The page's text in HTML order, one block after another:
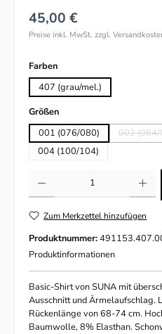
45,00 €
Preise inkl. MwSt. zzgl.
Farbenauswählen
407 (grau/mel.)
Größenauswählen
001 (076/080)
002
004 (100/104)
Zum Merkzettel hinzufügen
Produktnummer:
Produktinformationen
Basic-Shirt von SUNA mit
Ausschnitt und Ärmelaufschlag.
Rückenlänge von 68-74 cm.
Baumwolle, 8% Elasthan.